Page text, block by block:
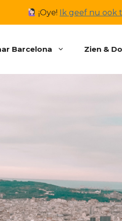
¡Oye! Ik geef nu ook
Barcelona Zien &